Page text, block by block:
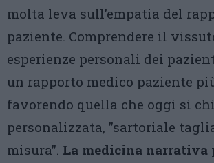
molta leva sull’empatia del
paziente. Comprendere il
esperienze personali dei
un rapporto medico paziente
favorendo quella che oggi si
personalizzata, ”sartoriale
misura”. La medicina narrativa